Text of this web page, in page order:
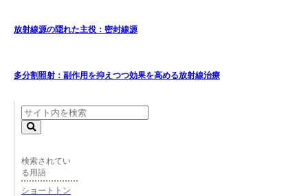
放射線源の隠れた主役：密封線源
多分割照射：副作用を抑えつつ効果を高める放射線治療
検索されてい
る用語
ショートトン